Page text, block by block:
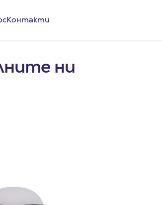
Контакти
ни